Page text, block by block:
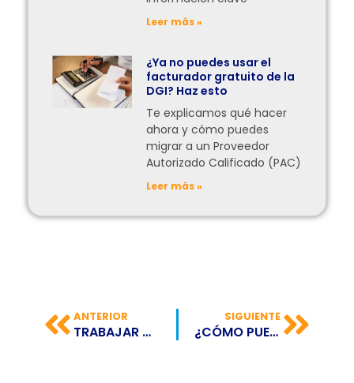
Leer más »
¿Ya no puedes usar el
facturador gratuito de la
DGI? Haz esto
Te explicamos qué hacer
ahora y cómo puedes
migrar a un Proveedor
Autorizado Calificado (PAC)
Leer más »
ANTERIOR
TRABAJAR MÁS TIEMPO DE LO ESTABLECIDO PUEDE AFECTAR TU SALUD
SIGUIENTE
¿CÓMO PUEDO MANTENER UNA BUENA CONCENTRACIÓN?